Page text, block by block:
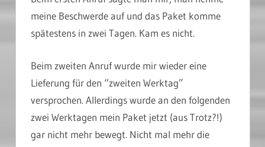
meine Beschwerde auf und das Paket komme
spätestens in zwei Tagen. Kam es nicht.
Beim zweiten Anruf wurde mir wieder eine
Lieferung für den “zweiten Werktag”
versprochen. Allerdings wurde an den folgenden
zwei Werktagen mein Paket jetzt (aus Trotz?!)
gar nicht mehr bewegt. Nicht mal mehr die